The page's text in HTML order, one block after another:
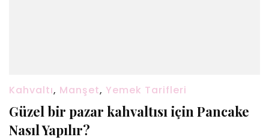
Kahvaltı, Manşet, Yemek Tarifleri
Güzel bir pazar kahvaltısı için Pancake
Nasıl Yapılır?